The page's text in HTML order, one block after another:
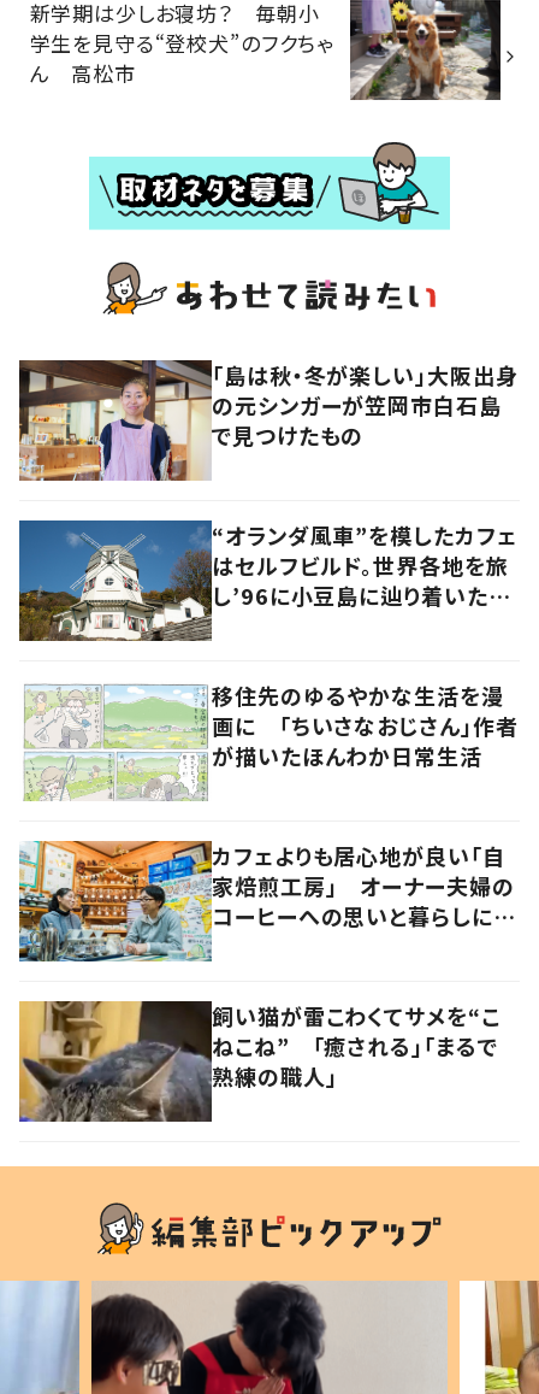
新学期は少しお寝坊？ 毎朝小
学生を見守る“登校犬”のフクちゃ
ん 高松市
「島は秋・冬が楽しい」大阪出身
の元シンガーが笠岡市白石島
で見つけたもの
“オランダ風車”を模したカフェ
はセルフビルド。世界各地を旅
し’96に小豆島に辿り着いた家
移住先のゆるやかな生活を漫
画に 「ちいさなおじさん」作者
が描いたほんわか日常生活
カフェよりも居心地が良い「自
家焙煎工房」 オーナー夫婦の
コーヒーへの思いと暮らしに迫
飼い猫が雷こわくてサメを“こ
ねこね” 「癒される」「まるで
熟練の職人」